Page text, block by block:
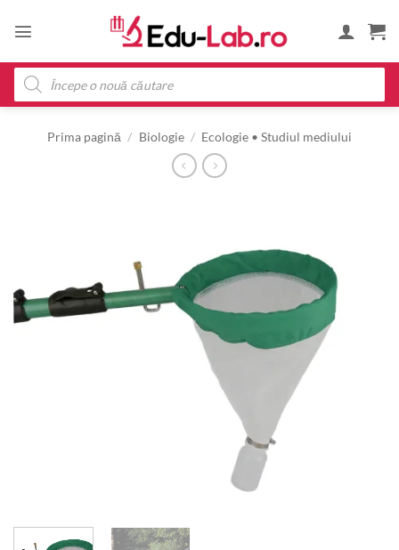
Products
search
Prima pagină / Biologie / Ecologie • Studiul mediului